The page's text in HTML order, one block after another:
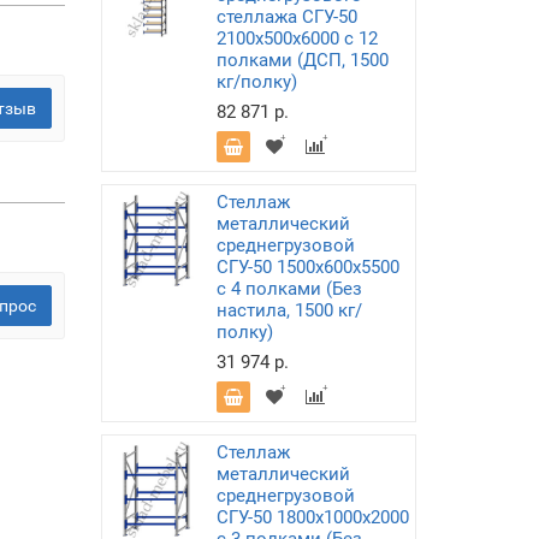
стеллажа СГУ-50
2100х500х6000 с 12
полками (ДСП, 1500
кг/полку)
82 871 р.
Стеллаж
металлический
среднегрузовой
СГУ-50 1500х600х5500
с 4 полками (Без
настила, 1500 кг/
полку)
31 974 р.
Стеллаж
металлический
среднегрузовой
СГУ-50 1800х1000х2000